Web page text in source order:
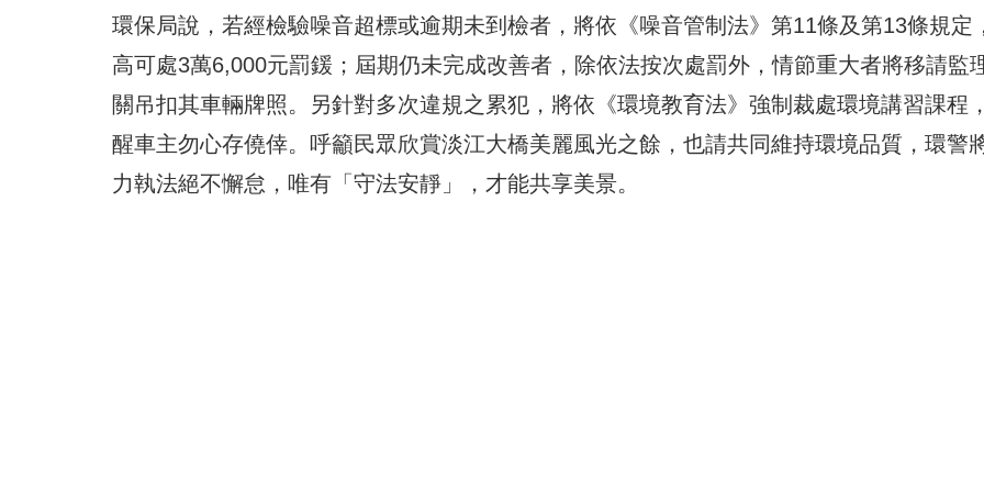
環保局說，若經檢驗噪音超標或逾期未到檢者，將依《噪音管制法》第11條及第13條規定
高可處3萬6,000元罰鍰；屆期仍未完成改善者，除依法按次處罰外，情節重大者將移請監
關吊扣其車輛牌照。另針對多次違規之累犯，將依《環境教育法》強制裁處環境講習課程
醒車主勿心存僥倖。呼籲民眾欣賞淡江大橋美麗風光之餘，也請共同維持環境品質，環警
力執法絕不懈怠，唯有「守法安靜」，才能共享美景。